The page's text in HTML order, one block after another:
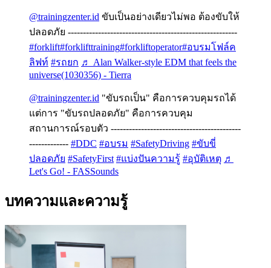
@trainingzenter.id ขับเป็นอย่างเดียวไม่พอ ต้องขับให้
ปลอดภัย --------------------------------------------------------
#forklift#forklifttraining#forkliftoperator#อบรมโฟล์ค
ลิฟท์ #รถยก ♬ Alan Walker-style EDM that feels the
universe(1030356) - Tierra
@trainingzenter.id "ขับรถเป็น" คือการควบคุมรถได้
แต่การ "ขับรถปลอดภัย" คือการควบคุม
สถานการณ์รอบตัว -------------------------------------------
------------- #DDC #อบรม #SafetyDriving #ขับขี่
ปลอดภัย #SafetyFirst #แบ่งปันความรู้ #อุบัติเหตุ ♬
Let's Go! - FASSounds
บทความและความรู้